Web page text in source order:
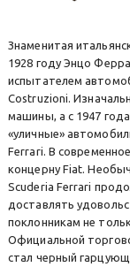
Знаменитая
1928 году Энцо
испытателем
Costruzioni.
машины, а с 1947
«уличные»
Ferrari. В
концерну Fiat.
Scuderia Ferrari
доставлять
поклонникам не
Официальной
стал черный